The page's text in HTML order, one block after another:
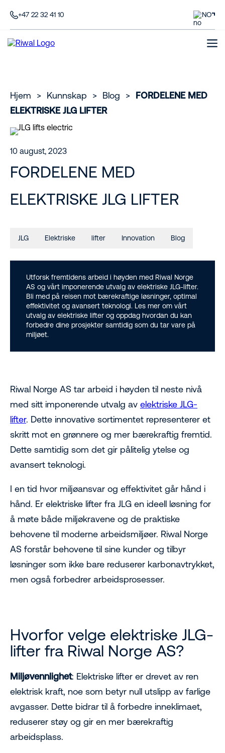
+47 22 32 41 10 NO
Hjem > Kunnskap > Blog > FORDELENE MED
ELEKTRISKE JLG LIFTER
10 august, 2023
FORDELENE MED
ELEKTRISKE JLG LIFTER
JLG Elektriske lifter Innovation Blog
Utforsk fremtidens arbeid i høyden med Riwal Norge
AS og vårt imponerende utvalg av elektriske JLG-lifter.
Bli med på reisen mot bærekraftige løsninger, optimal
effektivitet og avansert teknologi. Les mer om vårt
utvalg av elektriske lifter og oppdag hvordan du kan
forbedre dine prosjekter samtidig som du tar vare på
miljøet.
Riwal Norge AS tar arbeid i høyden til neste nivå
med sitt imponerende utvalg av elektriske JLG-
lifter. Dette innovative sortimentet representerer et
skritt mot en grønnere og mer bærekraftig fremtid.
Dette samtidig som det gir pålitelig ytelse og
avansert teknologi.
I en tid hvor miljøansvar og effektivitet går hånd i
hånd. Er elektriske lifter fra JLG en ideell løsning for
å møte både miljøkravene og de praktiske
behovene til moderne arbeidsmiljøer. Riwal Norge
AS forstår behovene til sine kunder og tilbyr
løsninger som ikke bare reduserer karbonavtrykket,
men også forbedrer arbeidsprosesser.
Hvorfor velge elektriske JLG-
lifter fra Riwal Norge AS?
Miljøvennlighet: Elektriske lifter er drevet av ren
elektrisk kraft, noe som betyr null utslipp av farlige
avgasser. Dette bidrar til å forbedre inneklimaet,
reduserer støy og gir en mer bærekraftig
arbeidsplass.